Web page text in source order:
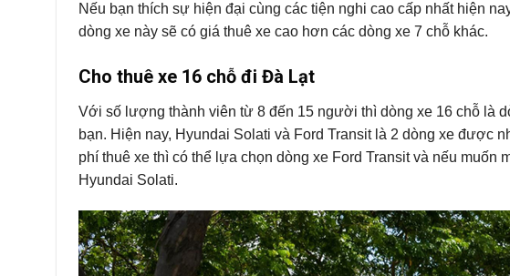
Nếu bạn thích sự hiện đại cùng các tiện nghi cao cấp nhất hiện
dòng xe này sẽ có giá thuê xe cao hơn các dòng xe 7 chỗ khác.
Cho thuê xe 16 chỗ đi Đà Lạt
Với số lượng thành viên từ 8 đến 15 người thì dòng xe 16 chỗ là
bạn. Hiện nay, Hyundai Solati và Ford Transit là 2 dòng xe được
phí thuê xe thì có thể lựa chọn dòng xe Ford Transit và nếu muốn
Hyundai Solati.